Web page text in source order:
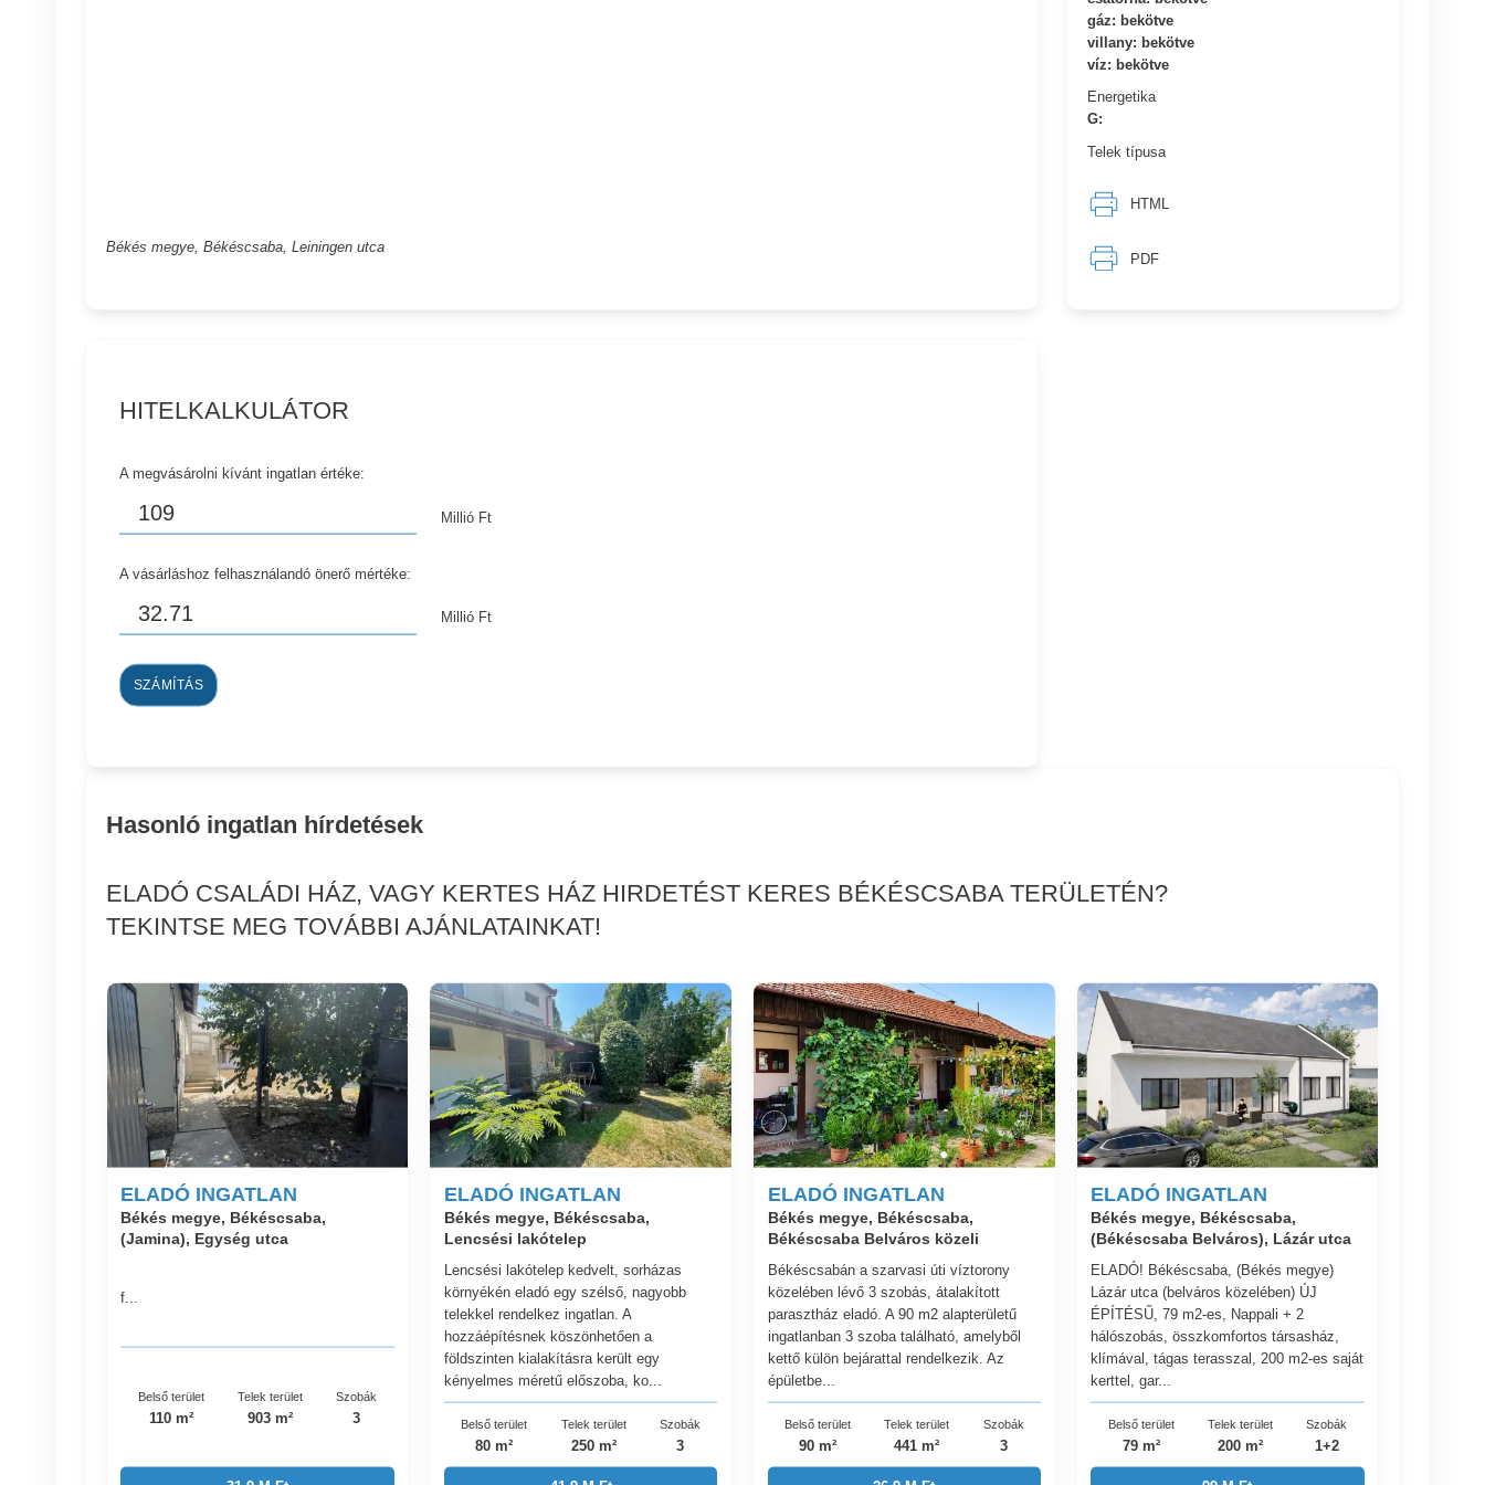
gáz: bekötve
villany: bekötve
víz: bekötve
Energetika
G:
Telek típusa
HTML
PDF
Békés megye, Békéscsaba, Leiningen utca
HITELKALKULÁTOR
A megvásárolni kívánt ingatlan értéke:
Millió Ft
A vásárláshoz felhasználandó önerő mértéke:
Millió Ft
SZÁMÍTÁS
Hasonló ingatlan hírdetések
ELADÓ CSALÁDI HÁZ, VAGY KERTES HÁZ HIRDETÉST KERES BÉKÉSCSABA TERÜLETÉN?
TEKINTSE MEG TOVÁBBI AJÁNLATAINKAT!
ELADÓ INGATLAN
Békés megye, Békéscsaba,
(Jamina), Egység utca
f...
Belső terület
110 m²
Telek terület
903 m²
Szobák
3
ELADÓ INGATLAN
Békés megye, Békéscsaba,
Lencsési lakótelep
Lencsési lakótelep kedvelt, sorházas
környékén eladó egy szélső, nagyobb
telekkel rendelkez ingatlan. A
hozzáépítésnek köszönhetően a
földszinten kialakításra került egy
kényelmes méretű előszoba, ko...
Belső terület
80 m²
Telek terület
250 m²
Szobák
3
ELADÓ INGATLAN
Békés megye, Békéscsaba,
Békéscsaba Belváros közeli
Békéscsabán a szarvasi úti víztorony
közelében lévő 3 szobás, átalakított
parasztház eladó. A 90 m2 alapterületű
ingatlanban 3 szoba található, amelyből
kettő külön bejárattal rendelkezik. Az
épületbe...
Belső terület
90 m²
Telek terület
441 m²
Szobák
3
ELADÓ INGATLAN
Békés megye, Békéscsaba,
(Békéscsaba Belváros), Lázár utca
ELADÓ! Békéscsaba, (Békés megye)
Lázár utca (belváros közelében) ÚJ
ÉPÍTÉSŰ, 79 m2-es, Nappali + 2
hálószobás, összkomfortos társasház,
klímával, tágas terasszal, 200 m2-es saját
kerttel, gar...
Belső terület
79 m²
Telek terület
200 m²
Szobák
1+2